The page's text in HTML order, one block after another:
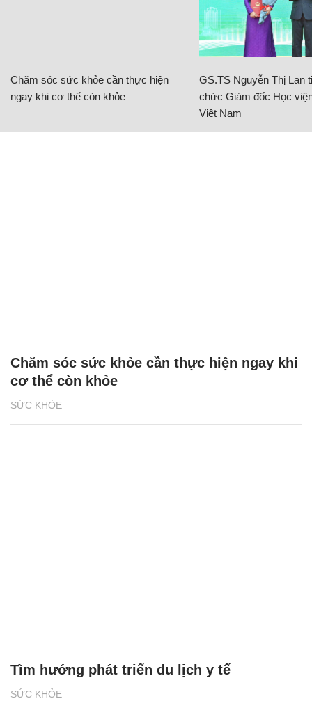
Chăm sóc sức khỏe cần thực hiện
ngay khi cơ thể còn khỏe
GS.TS Nguyễn Thị Lan
chức Giám đốc Học
Việt Nam
SỨC KHỎE
Chăm sóc sức khỏe cần thực hiện ngay khi
cơ thể còn khỏe
SỨC KHỎE
Tìm hướng phát triển du lịch y tế